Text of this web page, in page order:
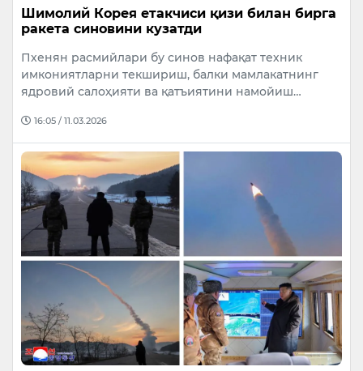
Шимолий Корея етакчиси қизи билан бирга
ракета синовини кузатди
Пхенян расмийлари бу синов нафақат техник
имкониятларни текшириш, балки мамлакатнинг
ядровий салоҳияти ва қатъиятини намойиш…
16:05 / 11.03.2026